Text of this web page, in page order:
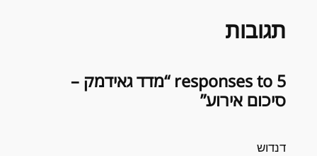
תגובות
5 responses to “מדד גאידמק –
סיכום אירוע”
דנדוש